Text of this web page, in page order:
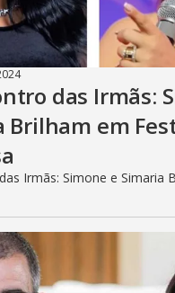
das Irmãs:
Brilham em
Irmãs: Simone e Simaria